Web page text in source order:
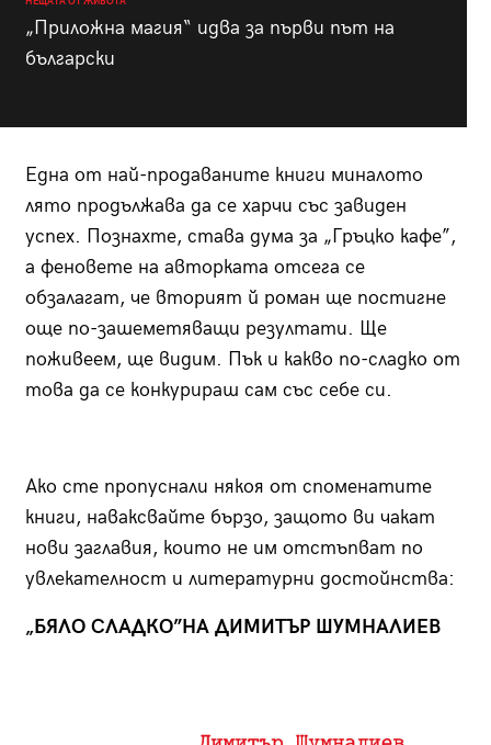
„Приложна магия“ идва за първи път на
български
Една от най-продаваните книги миналото
лято продължава да се харчи със завиден
успех. Познахте, става дума за „Гръцко кафе”,
а феновете на авторката отсега се
обзалагат, че вторият й роман ще постигне
още по-зашеметяващи резултати. Ще
поживеем, ще видим. Пък и какво по-сладко от
това да се конкурираш сам със себе си.
Ако сте пропуснали някоя от споменатите
книги, наваксвайте бързо, защото ви чакат
нови заглавия, които не им отстъпват по
увлекателност и литературни достойнства:
„БЯЛО СЛАДКО”НА ДИМИТЪР ШУМНАЛИЕВ